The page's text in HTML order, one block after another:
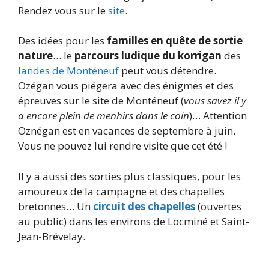
Rendez vous sur lesite.
Des idées pour les familles en quête de sortie
nature… le parcours ludique du korrigan des
landes de Monténeuf peut vous détendre.
Ozégan vous piégera avec des énigmes et des
épreuves sur le site de Monténeuf (vous savez il y
a encore plein de menhirs dans le coin)… Attention
Oznégan est en vacances de septembre à juin.
Vous ne pouvez lui rendre visite que cet été !
Il y a aussi des sorties plus classiques, pour les
amoureux de la campagne et des chapelles
bretonnes… Un circuit des chapelles(ouvertes
au public) dans les environs de Locminé et Saint-
Jean-Brévelay.